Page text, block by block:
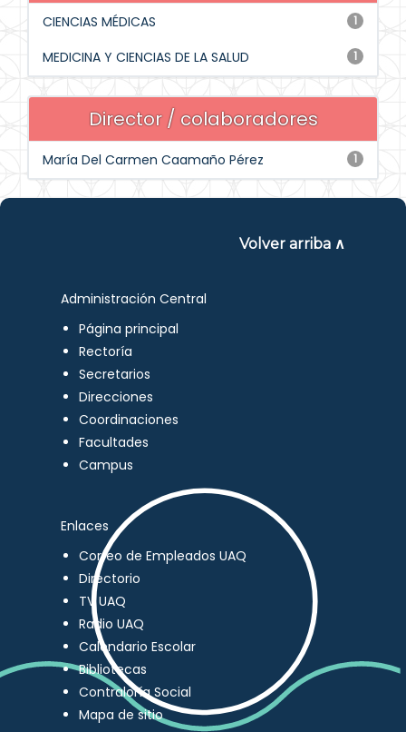
1
CIENCIAS MÉDICAS
1
MEDICINA Y CIENCIAS DE LA SALUD
Director / colaboradores
1
María Del Carmen Caamaño Pérez
Volver arriba ∧
Administración Central
Página principal
Rectoría
Secretarios
Direcciones
Coordinaciones
Facultades
Campus
Enlaces
Correo de Empleados UAQ
Directorio
TV UAQ
Radio UAQ
Calendario Escolar
Bibliotecas
Contraloría Social
Mapa de sitio